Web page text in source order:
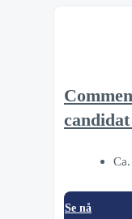
candidat
Se nå